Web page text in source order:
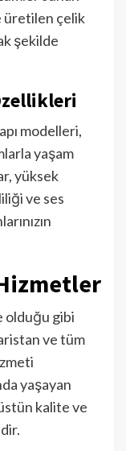
üretilen çelik
şekilde
modelleri,
yaşam
yüksek
ve ses
olduğu gibi
ve tüm
yaşayan
kalite ve